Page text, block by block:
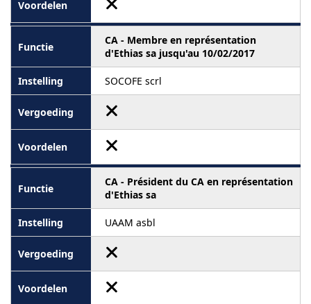
CA - Membre en représentation
d'Ethias sa jusqu'au 10/02/2017
SOCOFE scrl
CA - Président du CA en représentation
d'Ethias sa
UAAM asbl